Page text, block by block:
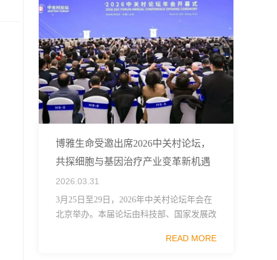
博雅生命受邀出席2026中关村论坛，
共探细胞与基因治疗产业变革新机遇
2026.03.31
3月25日至29日，2026年中关村论坛年会在
北京举办。本届论坛由科技部、国家发展改
国科学院、中国工程院、中国科协和北京市
READ MORE